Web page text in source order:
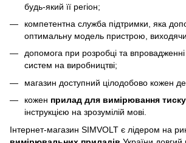
будь-який її регіон;
компетентна служба підтримки, яка
оптимальну модель пристрою, виходячи
допомога при розробці та
систем на виробництві;
магазин доступний цілодобово кожен
кожен прилад для вимірювання тиску
інструкцією на зрозумілій мові.
Інтернет-магазин SIMVOLT є лідером на